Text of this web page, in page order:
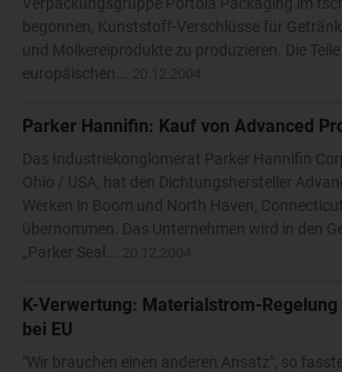
begonnen, Kunststoff-Verschlüsse für
und Molkereiprodukte zu produzieren. Die
europäischen...
Parker Hannifin: Kauf von Advanced
Das Industriekonglomerat Parker Hannifin
Ohio / USA, hat den Dichtungshersteller
Werken in Boom und North Haven, Connecticut
übernommen. Das Unternehmen wird in den
„Parker Seal...
K-Verwertung: Materialstrom-
bei EU
"Wir brauchen einen anderen Ansatz", so